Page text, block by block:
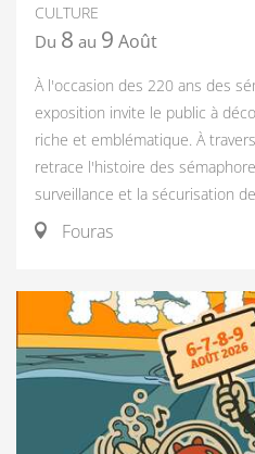
CULTURE
Du 8 au 9 Août
À l'occasion des 220 ans des
exposition invite le public à
riche et emblématique. À
retrace l'histoire des
surveillance et la sécurisation
Fouras